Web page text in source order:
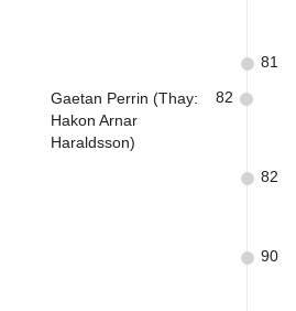
81
Gaetan Perrin (Thay:
Hakon Arnar
Haraldsson)
82
82
90